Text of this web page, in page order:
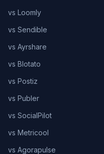
vs Loomly
vs Sendible
vs Ayrshare
vs Blotato
vs Postiz
vs Publer
vs SocialPilot
vs Metricool
vs Agorapulse